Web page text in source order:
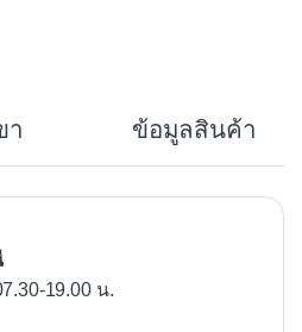
า ข้อมูลสินค้า
19.00 น.